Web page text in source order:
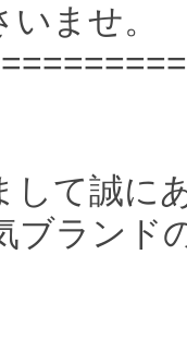
ませ。
して誠に
ブランド